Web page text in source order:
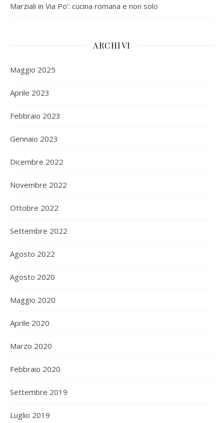
Marziali in Via Po’: cucina romana e non solo
ARCHIVI
Maggio 2025
Aprile 2023
Febbraio 2023
Gennaio 2023
Dicembre 2022
Novembre 2022
Ottobre 2022
Settembre 2022
Agosto 2022
Agosto 2020
Maggio 2020
Aprile 2020
Marzo 2020
Febbraio 2020
Settembre 2019
Luglio 2019